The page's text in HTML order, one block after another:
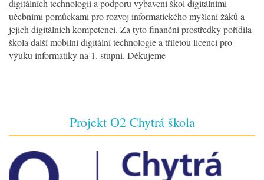
digitálních technologií a podporu vybavení škol digitálními
učebními pomůckami pro rozvoj informatického myšlení žáků a
jejich digitálních kompetencí. Za tyto finanční prostředky pořídila
škola další mobilní digitální technologie a tříletou licenci pro
výuku informatiky na 1. stupni. Děkujeme
Projekt O2 Chytrá škola